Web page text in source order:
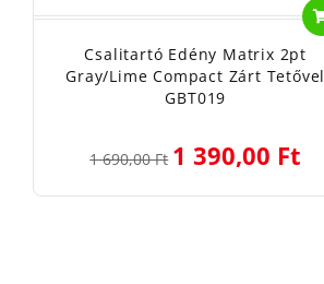
Csalitartó Edény Matrix 2pt
Gray/Lime Compact Zárt Tetővel
GBT019
1 690,00 Ft 1 390,00 Ft